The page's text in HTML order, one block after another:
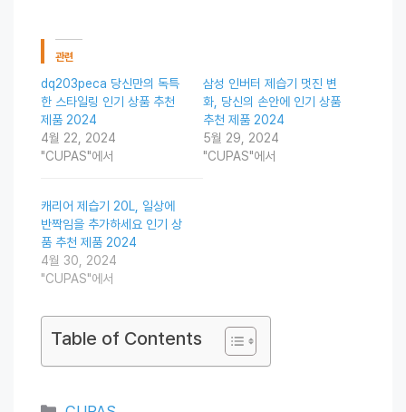
관련
dq203peca 당신만의 독특
한 스타일링 인기 상품 추천
제품 2024
4월 22, 2024
"CUPAS"에서
삼성 인버터 제습기 멋진 변
화, 당신의 손안에 인기 상품
추천 제품 2024
5월 29, 2024
"CUPAS"에서
캐리어 제습기 20L, 일상에
반짝임을 추가하세요 인기 상
품 추천 제품 2024
4월 30, 2024
"CUPAS"에서
Table of Contents
Categories